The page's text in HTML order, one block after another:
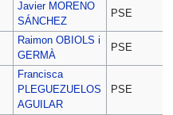
Javier MORENO
SÁNCHEZ
PSE
Raimon OBIOLS i
GERMÀ
PSE
Francisca
PLEGUEZUELOS
AGUILAR
PSE